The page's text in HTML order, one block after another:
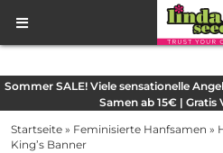
Sommer SALE! Viele sensationelle
Samen ab 15€ | Gratis
Startseite » Feminisierte Hanfsamen »
King’s Banner